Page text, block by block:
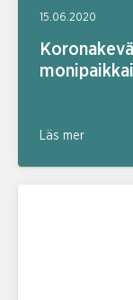
15.06.2020
Läs mer